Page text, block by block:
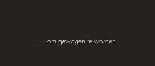
... om gewogen te worden